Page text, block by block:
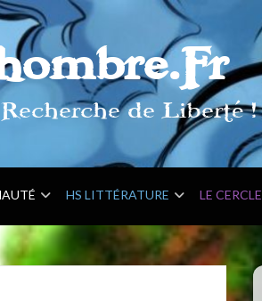
de Liberté !
HS LITTÉRATURE LE CERCLE